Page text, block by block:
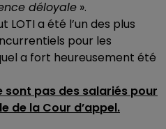
déloyale ».
a été l’un des plus
pour les
a fort heureusement été
sont pas des salariés pour
de la Cour d’appel.